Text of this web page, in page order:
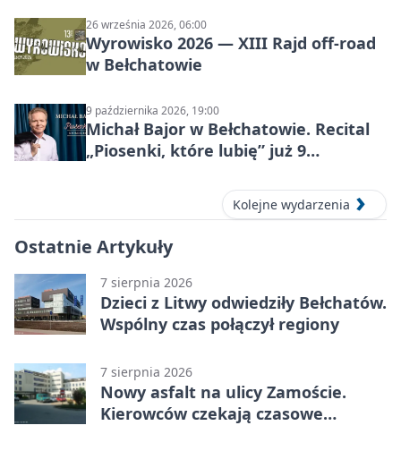
26 września 2026, 06:00
Wyrowisko 2026 — XIII Rajd off‑road
w Bełchatowie
9 października 2026, 19:00
Michał Bajor w Bełchatowie. Recital
„Piosenki, które lubię” już 9
Kolejne wydarzenia
Ostatnie Artykuły
7 sierpnia 2026
Dzieci z Litwy odwiedziły Bełchatów.
Wspólny czas połączył regiony
7 sierpnia 2026
Nowy asfalt na ulicy Zamoście.
Kierowców czekają czasowe